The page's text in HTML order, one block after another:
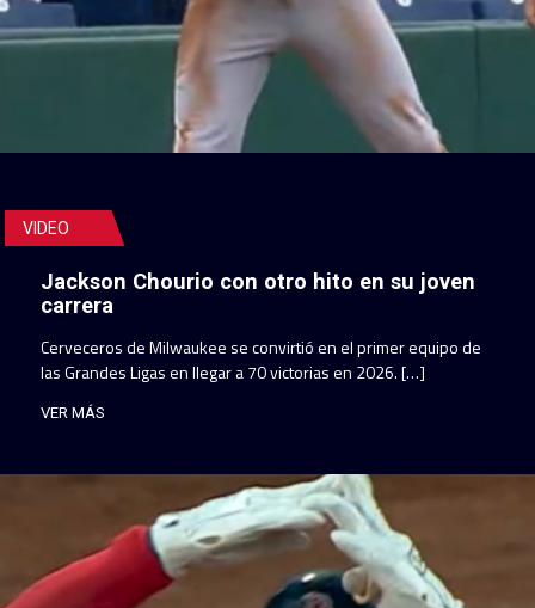
VIDEO
Jackson Chourio con otro hito en su joven
carrera
Cerveceros de Milwaukee se convirtió en el primer equipo de
las Grandes Ligas en llegar a 70 victorias en 2026. […]
VER MÁS